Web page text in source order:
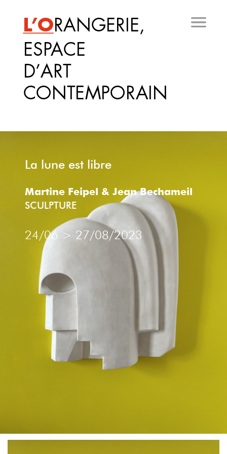
principal
La lune est libre
Martine Feipel & Jean Bechameil
SCULPTURE
24/06 > 27/08/2023